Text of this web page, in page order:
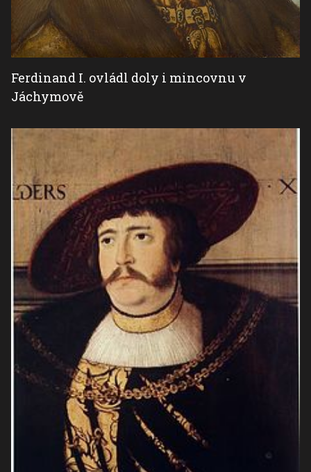
Ferdinand I. ovládl doly i mincovnu v
Jáchymově